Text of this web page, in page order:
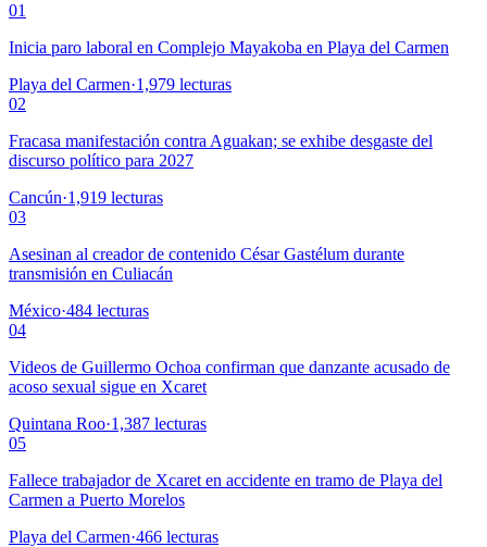
01
Inicia paro laboral en Complejo Mayakoba en Playa del Carmen
Playa del Carmen·1,979 lecturas
02
Fracasa manifestación contra Aguakan; se exhibe desgaste del
discurso político para 2027
Cancún·1,919 lecturas
03
Asesinan al creador de contenido César Gastélum durante
transmisión en Culiacán
México·484 lecturas
04
Videos de Guillermo Ochoa confirman que danzante acusado de
acoso sexual sigue en Xcaret
Quintana Roo·1,387 lecturas
05
Fallece trabajador de Xcaret en accidente en tramo de Playa del
Carmen a Puerto Morelos
Playa del Carmen·466 lecturas